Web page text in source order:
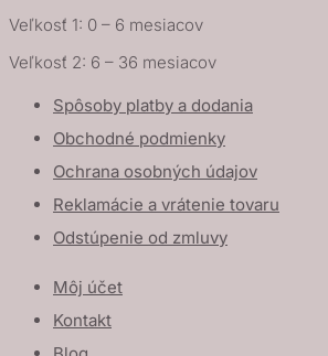
Veľkosť 1: 0 – 6 mesiacov
Veľkosť 2: 6 – 36 mesiacov
Spôsoby platby a dodania
Obchodné podmienky
Ochrana osobných údajov
Reklamácie a vrátenie tovaru
Odstúpenie od zmluvy
Môj účet
Kontakt